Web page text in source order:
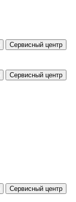
Сервисный центр
Сервисный центр
Сервисный центр